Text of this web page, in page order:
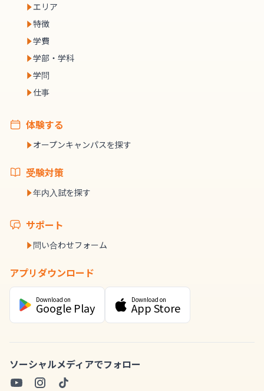
エリア
特徴
学費
学部・学科
学問
仕事
体験する
オープンキャンパスを探す
受験対策
年内入試を探す
サポート
問い合わせフォーム
アプリダウンロード
Download on
Google Play
Download on
App Store
ソーシャルメディアでフォロー